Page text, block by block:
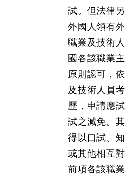
試。但法律
外國人領有
職業及技術
國各該職業
原則認可，
及技術人員
歷，申請應
試之減免。
得以口試、
或其他相互
前項各該職